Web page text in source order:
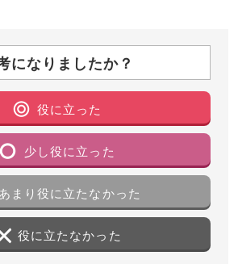
になりましたか？
役に立った
少し役に立った
あまり役に立たなかった
役に立たなかった